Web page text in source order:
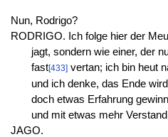
Nun, Rodrigo?
RODRIGO. Ich folge hier der
jagt, sondern wie einer, der
fast[433]vertan; ich bin heut
und ich denke, das Ende
doch etwas Erfahrung
und mit etwas mehr
JAGO.